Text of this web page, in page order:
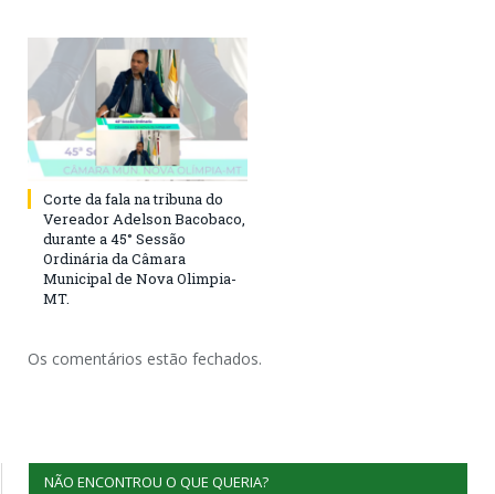
Corte da fala na tribuna do
Vereador Adelson Bacobaco,
durante a 45° Sessão
Ordinária da Câmara
Municipal de Nova Olimpia-
MT.
Os comentários estão fechados.
NÃO ENCONTROU O QUE QUERIA?